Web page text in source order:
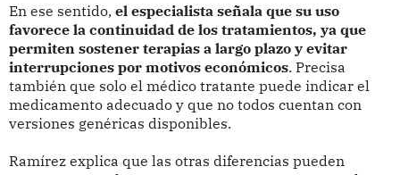
En ese sentido, el especialista señala que su uso
favorece la continuidad de los tratamientos, ya que
permiten sostener terapias a largo plazo y evitar
interrupciones por motivos económicos. Precisa
también que solo el médico tratante puede indicar el
medicamento adecuado y que no todos cuentan con
versiones genéricas disponibles.
Ramírez explica que las otras diferencias pueden